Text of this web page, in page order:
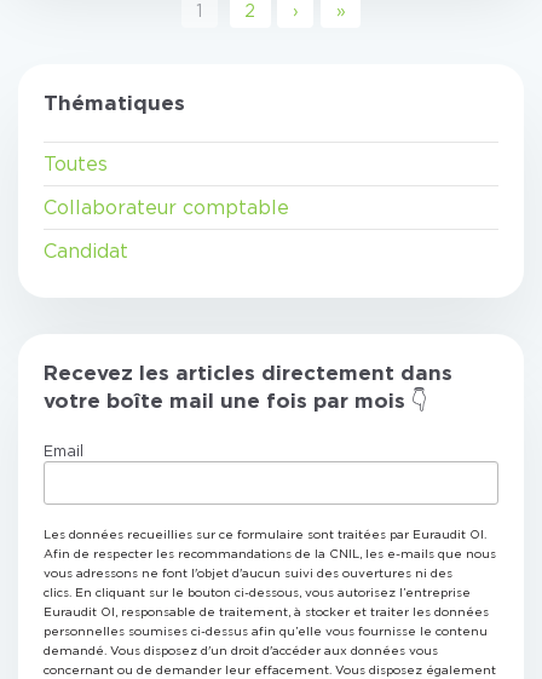
1 2 › »
Thématiques
Toutes
Collaborateur comptable
Candidat
Recevez les articles directement dans
votre boîte mail une fois par mois 👇
Email
Les données recueillies sur ce formulaire sont traitées par Euraudit OI.
Afin de respecter les recommandations de la CNIL, les e-mails que nous
vous adressons ne font l'objet d'aucun suivi des ouvertures ni des
clics. En cliquant sur le bouton ci-dessous, vous autorisez l’entreprise
Euraudit OI, responsable de traitement, à stocker et traiter les données
personnelles soumises ci-dessus afin qu’elle vous fournisse le contenu
demandé. Vous disposez d'un droit d'accéder aux données vous
concernant ou de demander leur effacement. Vous disposez également